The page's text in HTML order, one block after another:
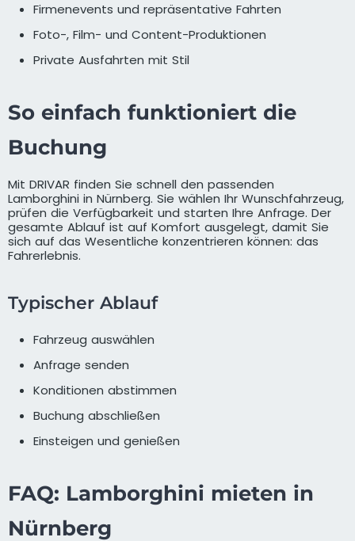
Firmenevents und repräsentative Fahrten
Foto-, Film- und Content-Produktionen
Private Ausfahrten mit Stil
So einfach funktioniert die
Buchung
Mit DRIVAR finden Sie schnell den passenden
Lamborghini in Nürnberg. Sie wählen Ihr Wunschfahrzeug,
prüfen die Verfügbarkeit und starten Ihre Anfrage. Der
gesamte Ablauf ist auf Komfort ausgelegt, damit Sie
sich auf das Wesentliche konzentrieren können: das
Fahrerlebnis.
Typischer Ablauf
Fahrzeug auswählen
Anfrage senden
Konditionen abstimmen
Buchung abschließen
Einsteigen und genießen
FAQ: Lamborghini mieten in
Nürnberg